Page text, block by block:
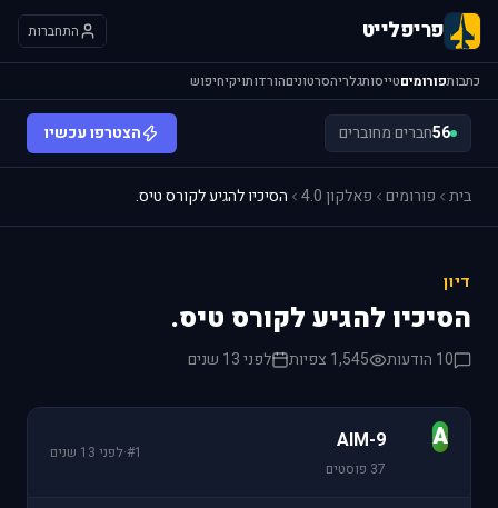
פריפלייט התחברות
כתבותפורומיםטייסותגלריהסרטוניםהורדותויקיחיפוש
56חברים מחוברים הצטרפו עכשיו
בית פורומים פאלקון 4.0 הסיכיו להגיע לקורס טיס.
דיון
הסיכיו להגיע לקורס טיס.
10 הודעות 1,545 צפיות לפני 13 שנים
A
AIM-9
37 פוסטים
#1
·לפני 13 שנים